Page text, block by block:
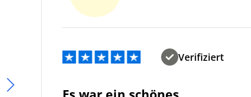
Verifiziert